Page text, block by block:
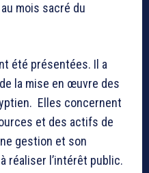
mois sacré du
été présentées. Il a
la mise en œuvre des
Elles concernent
et des actifs de
gestion et son
réaliser l’intérêt public.